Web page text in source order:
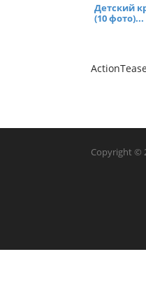
Детский
(10 фото)...
Copyright ©